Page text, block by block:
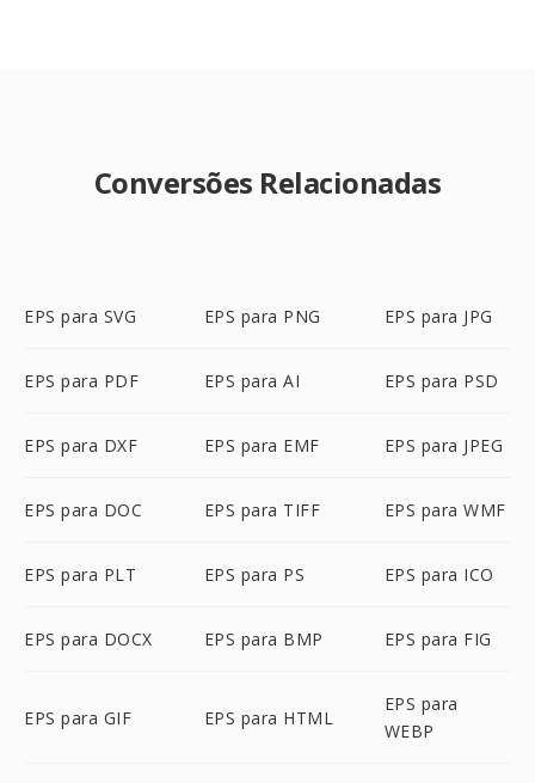
Conversões Relacionadas
EPS para SVG EPS para PNG EPS para JPG
EPS para PDF EPS para AI EPS para PSD
EPS para DXF EPS para EMF EPS para JPEG
EPS para DOC EPS para TIFF EPS para WMF
EPS para PLT EPS para PS EPS para ICO
EPS para DOCX EPS para BMP EPS para FIG
EPS para GIF EPS para HTML
EPS para
WEBP